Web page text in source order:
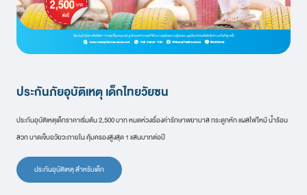
ประกันภัยอุบัติเหตุ เด็กไทยวัยซน
ประกันอุบัติเหตุเด็กราคาเริ่มต้น 2,500 บาท หมดห่วงเรื่องค่ารักษาพยาบาล กระดูกหัก แผลไฟไหม้ น้ำร้อน
ลวก บาดเจ็บอวัยวะภายใน คุ้มครองสูงสุด 1 แสนบาทต่อปี
ประกันอุบัติเหตุ สำหรับเด็ก